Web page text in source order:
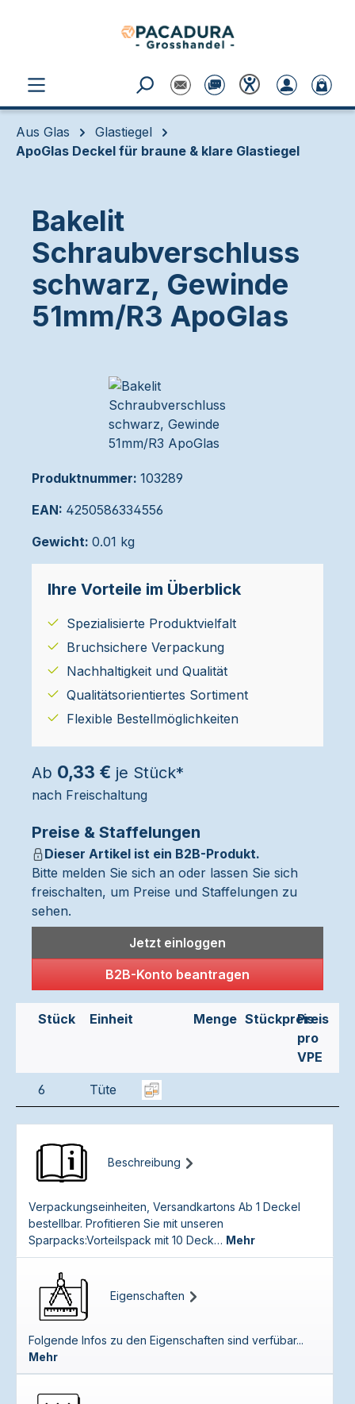
Aus Glas
Glastiegel
ApoGlas Deckel für braune & klare Glastiegel
Bakelit
Schraubverschluss
schwarz, Gewinde
51mm/R3 ApoGlas
Produktnummer: 103289
EAN: 4250586334556
Gewicht: 0.01 kg
Ihre Vorteile im Überblick
Spezialisierte Produktvielfalt
Bruchsichere Verpackung
Nachhaltigkeit und Qualität
Qualitätsorientiertes Sortiment
Flexible Bestellmöglichkeiten
Ab 0,33 € je Stück*
nach Freischaltung
Preise & Staffelungen
Dieser Artikel ist ein B2B-Produkt.
Bitte melden Sie sich an oder lassen Sie sich
freischalten, um Preise und Staffelungen zu
sehen.
Jetzt einloggen
B2B-Konto beantragen
Stück Einheit Menge StückpreisPreis
pro
VPE
6 Tüte
Beschreibung
Verpackungseinheiten, Versandkartons Ab 1 Deckel
bestellbar. Profitieren Sie mit unseren
Sparpacks:Vorteilspack mit 10 Deck… Mehr
Eigenschaften
Folgende Infos zu den Eigenschaften sind verfübar...
Mehr